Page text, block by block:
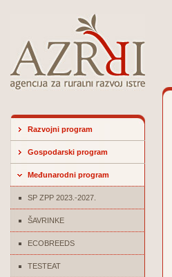
Razvojni program
Gospodarski program
Međunarodni program
SP ZPP 2023.-2027.
ŠAVRINKE
ECOBREEDS
TESTEAT